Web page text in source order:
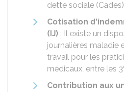
dette sociale
Cotisation
(IJ) : Il existe un
journalières maladie
travail pour les
médicaux, entre les 3
Contribution aux